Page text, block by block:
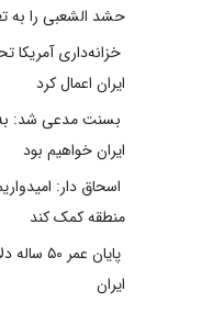
حشد الشعبی را به
خزانه‌داری آمریکا
ایران اعمال کرد
بسنت مدعی شد: به
ایران خواهیم بود
اسحاق دار:
منطقه کمک کند
پایان
ایران